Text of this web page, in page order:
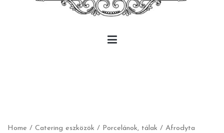
Home / Catering eszközök / Porcelánok, tálak / Afrodyta